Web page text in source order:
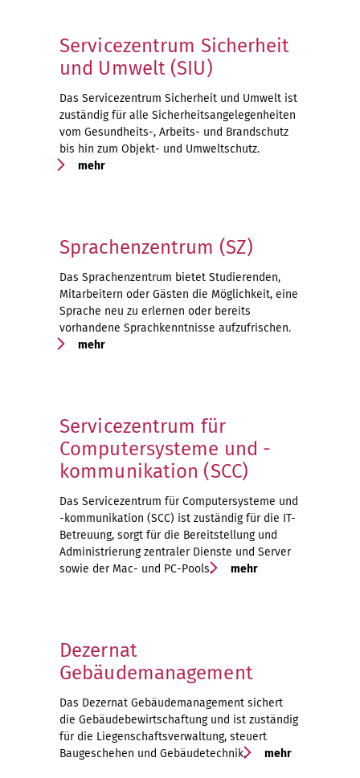
Servicezentrum Sicherheit
und Umwelt (SIU)
Das Servicezentrum Sicherheit und Umwelt ist
zuständig für alle Sicherheitsangelegenheiten
vom Gesundheits-, Arbeits- und Brandschutz
bis hin zum Objekt- und Umweltschutz.
mehr
Sprachenzentrum (SZ)
Das Sprachenzentrum bietet Studierenden,
Mitarbeitern oder Gästen die Möglichkeit, eine
Sprache neu zu erlernen oder bereits
vorhandene Sprachkenntnisse aufzufrischen.
mehr
Servicezentrum für
Computersysteme und -
kommunikation (SCC)
Das Servicezentrum für Computersysteme und
-kommunikation (SCC) ist zuständig für die IT-
Betreuung, sorgt für die Bereitstellung und
Administrierung zentraler Dienste und Server
sowie der Mac- und PC-Pools.
mehr
Dezernat
Gebäudemanagement
Das Dezernat Gebäudemanagement sichert
die Gebäudebewirtschaftung und ist zuständig
für die Liegenschaftsverwaltung, steuert
Baugeschehen und Gebäudetechnik.
mehr